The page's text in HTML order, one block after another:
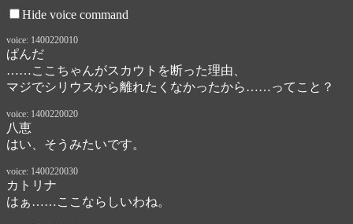
Hide voice command
voice: 1400220010
ぱんだ
……ここちゃんがスカウトを断った理由、
マジでシリウスから離れたくなかったから……ってこと？
voice: 1400220020
八恵
はい、そうみたいです。
voice: 1400220030
カトリナ
はぁ……ここならしいわね。